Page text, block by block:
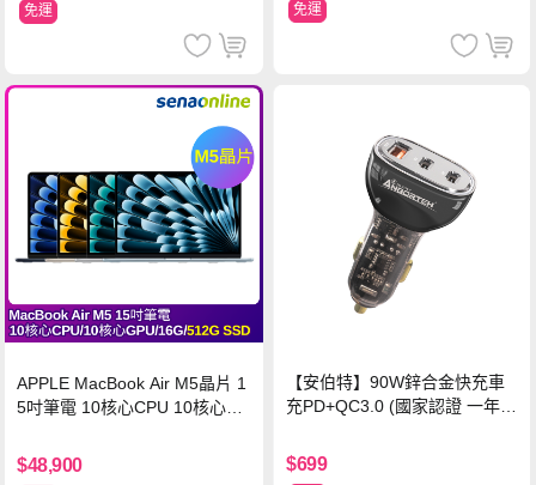
免運 免運
APPLE MacBook Air M5晶片 1
5吋筆電 10核心CPU 10核心GP
$48,900
【安伯特】90W鋅合金快充車
充PD+QC3.0 (國家認證 一年保
$699